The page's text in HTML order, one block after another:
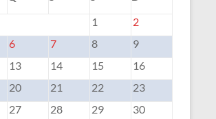
1
2
6 7 8
9
13 14 15
16
20 21 22
23
27 28 29
30